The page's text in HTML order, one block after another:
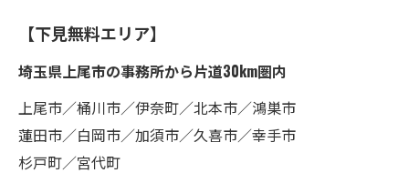
【下見無料エリア】
埼玉県上尾市の事務所から片道30km圏内
上尾市／桶川市／伊奈町／北本市／鴻巣市
蓮田市／白岡市／加須市／久喜市／幸手市
杉戸町／宮代町